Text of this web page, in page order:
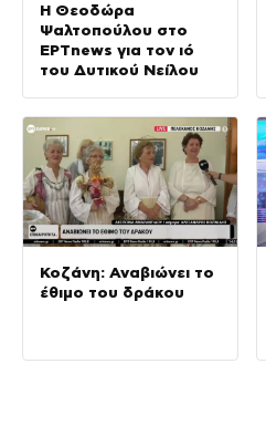
Η Θεοδώρα
Ψαλτοπούλου στο
ΕΡΤnews για τον ιό
του Δυτικού Νείλου
Κοζάνη: Αναβιώνει το
έθιμο του δράκου